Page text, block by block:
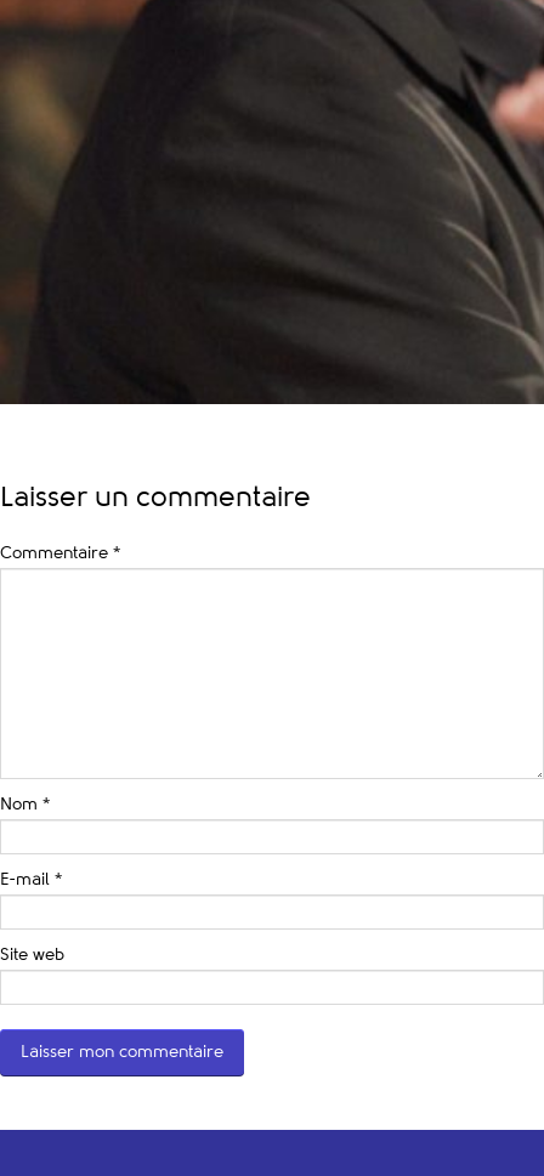
Laisser un commentaire
Commentaire *
Nom *
E-mail *
Site web